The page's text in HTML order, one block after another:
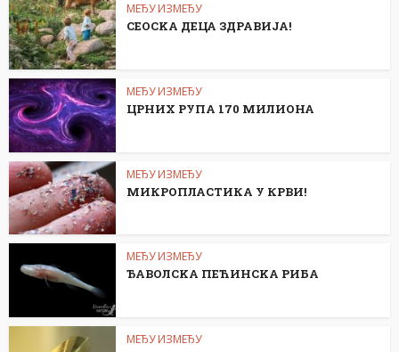
МЕЂУ ИЗМЕЂУ
СЕОСKА ДЕЦА ЗДРАВИЈА!
МЕЂУ ИЗМЕЂУ
ЦРНИХ РУПА 170 МИЛИОНА
МЕЂУ ИЗМЕЂУ
МИКРОПЛАСТИКА У КРВИ!
МЕЂУ ИЗМЕЂУ
ЂАВОЛСKА ПЕЋИНСKА РИБА
МЕЂУ ИЗМЕЂУ